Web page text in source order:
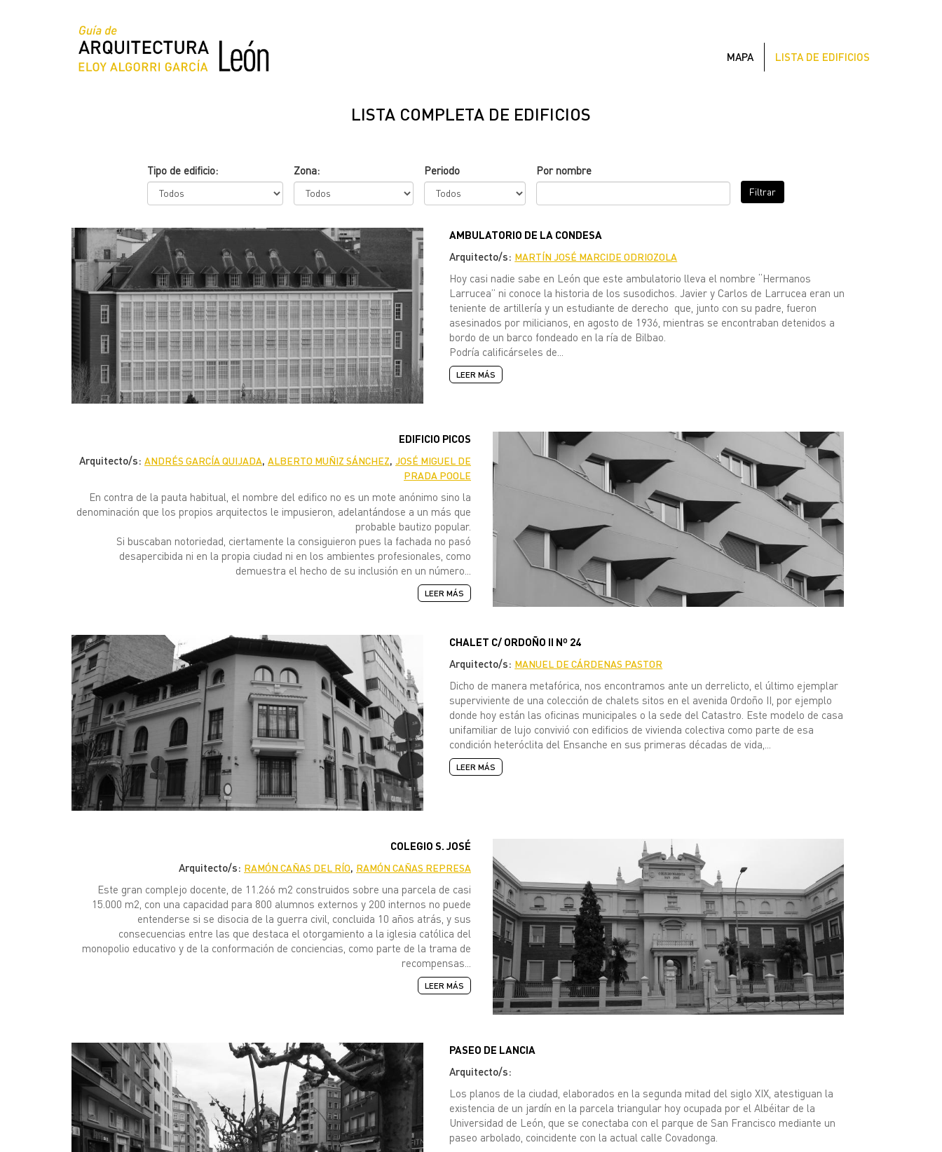
MAPA LISTA DE EDIFICIOS
LISTA COMPLETA DE EDIFICIOS
Tipo de edificio: Zona: Periodo Por nombre
Filtrar
AMBULATORIO DE LA CONDESA
Arquitecto/s: MARTÍN JOSÉ MARCIDE ODRIOZOLA
Hoy casi nadie sabe en León que este ambulatorio lleva el nombre “Hermanos
Larrucea” ni conoce la historia de los susodichos. Javier y Carlos de Larrucea eran un
teniente de artillería y un estudiante de derecho que, junto con su padre, fueron
asesinados por milicianos, en agosto de 1936, mientras se encontraban detenidos a
bordo de un barco fondeado en la ría de Bilbao.
Podría calificárseles de...
LEER MÁS
EDIFICIO PICOS
Arquitecto/s: ANDRÉS GARCÍA QUIJADA, ALBERTO MUÑIZ SÁNCHEZ, JOSÉ MIGUEL DE
PRADA POOLE
En contra de la pauta habitual, el nombre del edifico no es un mote anónimo sino la
denominación que los propios arquitectos le impusieron, adelantándose a un más que
probable bautizo popular.
Si buscaban notoriedad, ciertamente la consiguieron pues la fachada no pasó
desapercibida ni en la propia ciudad ni en los ambientes profesionales, como
demuestra el hecho de su inclusión en un número...
LEER MÁS
CHALET C/ ORDOÑO II Nº 24
Arquitecto/s: MANUEL DE CÁRDENAS PASTOR
Dicho de manera metafórica, nos encontramos ante un derrelicto, el último ejemplar
superviviente de una colección de chalets sitos en el avenida Ordoño II, por ejemplo
donde hoy están las oficinas municipales o la sede del Catastro. Este modelo de casa
unifamiliar de lujo convivió con edificios de vivienda colectiva como parte de esa
condición heteróclita del Ensanche en sus primeras décadas de vida,...
LEER MÁS
COLEGIO S. JOSÉ
Arquitecto/s: RAMÓN CAÑAS DEL RÍO, RAMÓN CAÑAS REPRESA
Este gran complejo docente, de 11.266 m2 construidos sobre una parcela de casi
15.000 m2, con una capacidad para 800 alumnos externos y 200 internos no puede
entenderse si se disocia de la guerra civil, concluida 10 años atrás, y sus
consecuencias entre las que destaca el otorgamiento a la iglesia católica del
monopolio educativo y de la conformación de conciencias, como parte de la trama de
recompensas...
LEER MÁS
PASEO DE LANCIA
Arquitecto/s:
Los planos de la ciudad, elaborados en la segunda mitad del siglo XIX, atestiguan la
existencia de un jardín en la parcela triangular hoy ocupada por el Albéitar de la
Universidad de León, que se conectaba con el parque de San Francisco mediante un
paseo arbolado, coincidente con la actual calle Covadonga.